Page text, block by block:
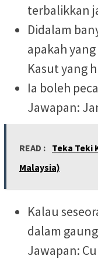
terbalikkan
Didalam
apakah
Kasut yang
Ia boleh
Jawapan:
READ : Teka Teki
Malaysia)
Kalau
dalam
Jawapan: